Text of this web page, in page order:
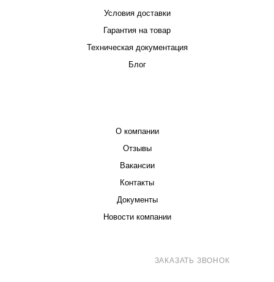
Условия доставки
Гарантия на товар
Техническая документация
Блог
О компании
Отзывы
Вакансии
Контакты
Документы
Новости компании
ЗАКАЗАТЬ ЗВОНОК